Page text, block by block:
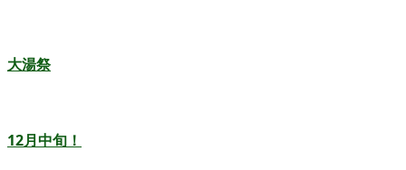
大湯祭
12月中旬！